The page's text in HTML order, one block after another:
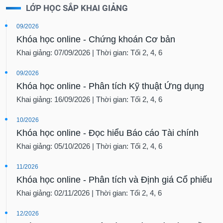
LỚP HỌC SẮP KHAI GIẢNG
09/2026
Khóa học online - Chứng khoán Cơ bản
Khai giảng: 07/09/2026 | Thời gian: Tối 2, 4, 6
09/2026
Khóa học online - Phân tích Kỹ thuật Ứng dụng
Khai giảng: 16/09/2026 | Thời gian: Tối 2, 4, 6
10/2026
Khóa học online - Đọc hiểu Báo cáo Tài chính
Khai giảng: 05/10/2026 | Thời gian: Tối 2, 4, 6
11/2026
Khóa học online - Phân tích và Định giá Cổ phiếu
Khai giảng: 02/11/2026 | Thời gian: Tối 2, 4, 6
12/2026